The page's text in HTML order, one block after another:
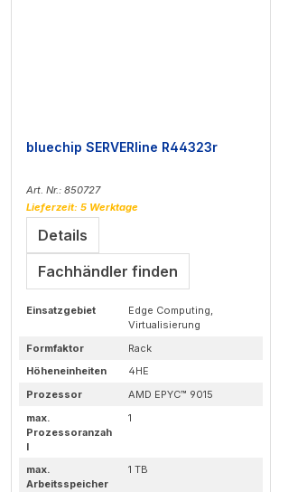
bluechip SERVERline R44323r
Art. Nr.: 850727
Lieferzeit: 5 Werktage
Details
Fachhändler finden
Einsatzgebiet
Edge Computing,
Virtualisierung
Formfaktor
Rack
Höheneinheiten
4HE
Prozessor
AMD EPYC™ 9015
max.
Prozessoranzah
l
1
max.
Arbeitsspeicher
1 TB